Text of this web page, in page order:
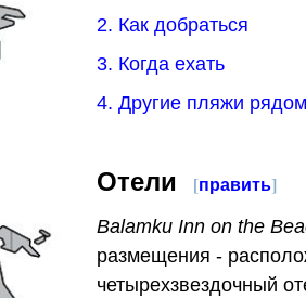
2. Как добраться
3. Когда ехать
4. Другие пляжи рядом
Отели [править]
Balamku Inn on the
размещения -
четырехзвездочный